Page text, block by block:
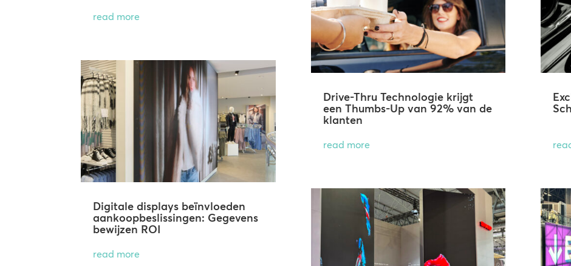
read more
Digitale displays beïnvloeden
aankoopbeslissingen: Gegevens
bewijzen ROI
read more
Drive-Thru Technologie krijgt
een Thumbs-Up van 92% van de
klanten
read more